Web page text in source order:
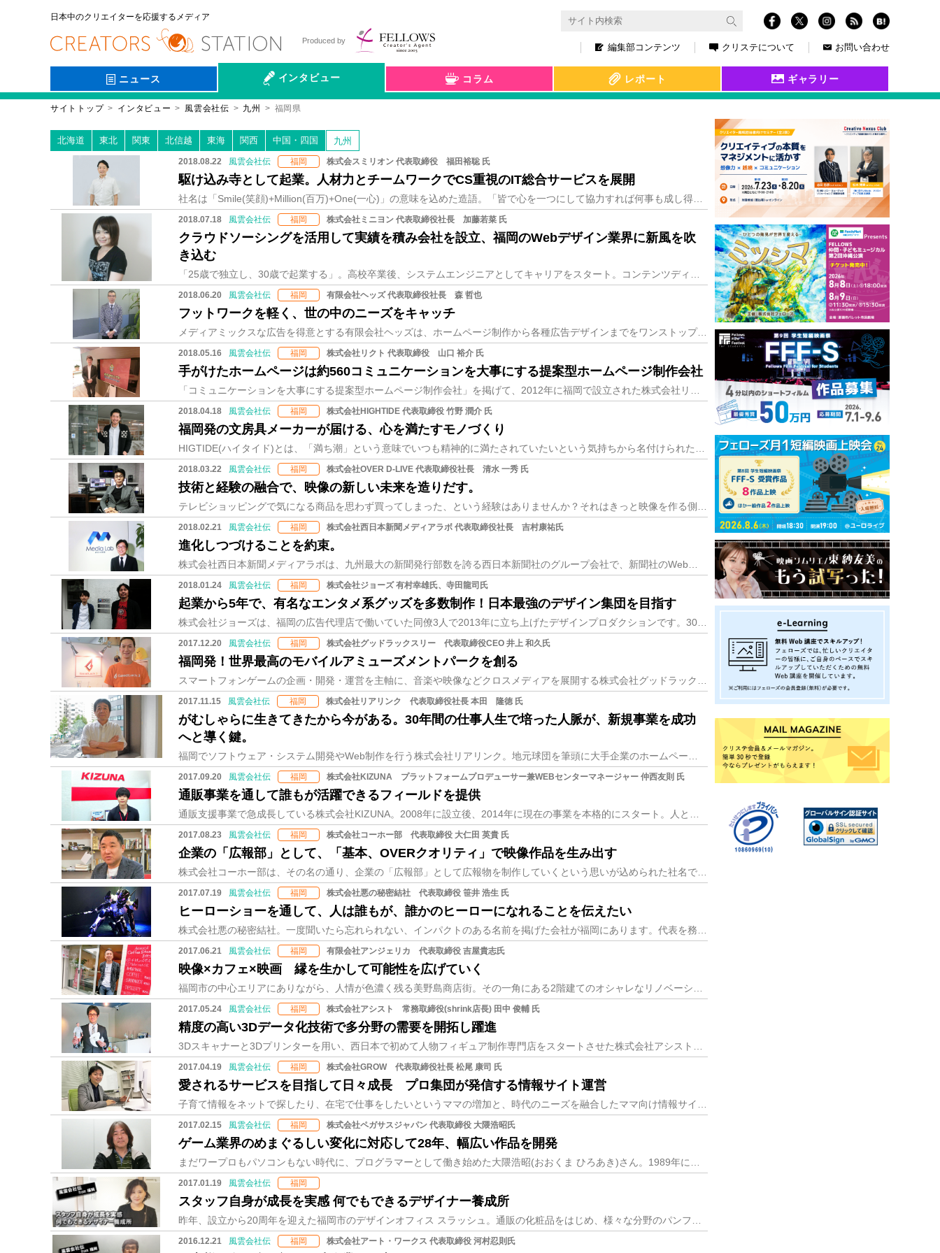
日本中のクリエイターを応援するメディア
編集部コンテンツ クリステについて お問い合わせ
Produced by
ニュース インタビュー
会社伝
コラム レポート ギャラリー
サイトトップ インタビュー 風雲会社伝 九州 福岡県
北海道 東北 関東 北信越 東海 関西 中国・四国 九州
2018.08.22 風雲会社伝 福岡 株式会スミリオン 代表取締役 福田裕聡 氏
駆け込み寺として起業。人材力とチームワークでCS重視のIT総合サービスを展開
2018.07.18 風雲会社伝 福岡 株式会社ミニヨン 代表取締役社長 加藤若菜 氏
クラウドソーシングを活用して実績を積み会社を設立、福岡のWebデザイン業界に新風を吹
き込む
2018.06.20 風雲会社伝 福岡 有限会社ヘッズ 代表取締役社長 森 哲也
フットワークを軽く、世の中のニーズをキャッチ
メディアミックスな広告を得意とする有限会社ヘッズは、ホームページ制作から各種広告デザインまでをワンストップで展開しています。スピードが求められる今の時代、ワンス
2018.05.16 風雲会社伝 福岡 株式会社リクト 代表取締役 山口 裕介 氏
手がけたホームページは約560コミュニケーションを大事にする提案型ホームページ制作会社
2018.04.18 風雲会社伝 福岡 株式会社HIGHTIDE 代表取締役 竹野 潤介 氏
福岡発の文房具メーカーが届ける、心を満たすモノづくり
2018.03.22 風雲会社伝 福岡 株式会社OVER D-LIVE 代表取締役社長 清水 一秀 氏
技術と経験の融合で、映像の新しい未来を造りだす。
2018.02.21 風雲会社伝 福岡 株式会社西日本新聞メディアラボ 代表取締役社長 吉村康祐氏
進化しつづけることを約束。
2018.01.24 風雲会社伝 福岡 株式会社ジョーズ 有村幸雄氏、寺田龍司氏
起業から5年で、有名なエンタメ系グッズを多数制作！日本最強のデザイン集団を目指す
2017.12.20 風雲会社伝 福岡 株式会社グッドラックスリー 代表取締役CEO 井上 和久氏
福岡発！世界最高のモバイルアミューズメントパークを創る
2017.11.15 風雲会社伝 福岡 株式会社リアリンク 代表取締役社長 本田 隆徳 氏
がむしゃらに生きてきたから今がある。30年間の仕事人生で培った人脈が、新規事業を成功
へと導く鍵。
2017.09.20 風雲会社伝 福岡 株式会社KIZUNA プラットフォームプロデューサー兼WEBセンターマネージャー 仲西友則 氏
通販事業を通して誰もが活躍できるフィールドを提供
2017.08.23 風雲会社伝 福岡 株式会社コーホー部 代表取締役 大仁田 英貴 氏
企業の「広報部」として、「基本、OVERクオリティ」で映像作品を生み出す
2017.07.19 風雲会社伝 福岡 株式会社悪の秘密結社 代表取締役 笹井 浩生 氏
ヒーローショーを通して、人は誰もが、誰かのヒーローになれることを伝えたい
2017.06.21 風雲会社伝 福岡 有限会社アンジェリカ 代表取締役 吉屋貴志氏
映像×カフェ×映画 縁を生かして可能性を広げていく
2017.05.24 風雲会社伝 福岡 株式会社アシスト 常務取締役(shrink店長) 田中 俊輔 氏
精度の高い3Dデータ化技術で多分野の需要を開拓し躍進
2017.04.19 風雲会社伝 福岡 株式会社GROW 代表取締役社長 松尾 康司 氏
愛されるサービスを目指して日々成長 プロ集団が発信する情報サイト運営
2017.02.15 風雲会社伝 福岡 株式会社ペガサスジャパン 代表取締役 大隈浩昭氏
ゲーム業界のめまぐるしい変化に対応して28年、幅広い作品を開発
2017.01.19 風雲会社伝 福岡
スタッフ自身が成長を実感 何でもできるデザイナー養成所
2016.12.21 風雲会社伝 福岡 株式会社アート・ワークス 代表取締役 河村忍則氏